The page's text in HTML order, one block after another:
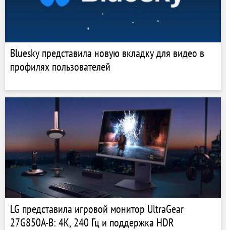
Bluesky представила новую вкладку для видео в
профилях пользователей
LG представила игровой монитор UltraGear
27G850A-B: 4K, 240 Гц и поддержка HDR